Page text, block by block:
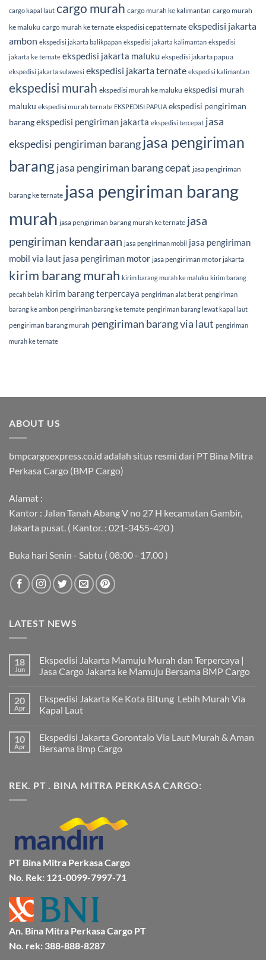
cargo kapal laut cargo murah cargo murah ke kalimantan cargo murah
ke maluku cargo murah ke ternate ekspedisi cepat ternate ekspedisi jakarta
ambon ekspedisi jakarta balikpapan ekspedisi jakarta kalimantan ekspedisi
jakarta ke ternate ekspedisi jakarta maluku ekspedisi jakarta papua
ekspedisi jakarta sulawesi ekspedisi jakarta ternate ekspedisi kalimantan
ekspedisi murah ekspedisi murah ke maluku ekspedisi murah
maluku ekspedisi murah ternate EKSPEDISI PAPUA ekspedisi pengiriman
barangekspedisi pengiriman jakarta ekspedisi tercepat jasa
ekspedisi pengiriman barangjasa pengiriman
barangjasa pengiriman barang cepat jasa pengiriman
barang ke ternate jasa pengiriman barang
murah jasa pengiriman barang murah ke ternate jasa
pengiriman kendaraan jasa pengiriman mobil
jasa pengiriman
mobil via laut jasa pengiriman motor jasa pengiriman motor jakarta
kirim barang murah kirim barang murah ke maluku kirim barang
pecah belah kirim barang terpercaya pengiriman alat berat pengiriman
barang ke ambon pengiriman barang ke ternate pengiriman barang lewat kapal laut
pengiriman barang murah pengiriman barang via laut pengiriman
murah ke ternate
ABOUT US
bmpcargoexpress.co.id adalah situs resmi dari PT Bina Mitra
Perkasa Cargo (BMP Cargo)
Alamat :
Kantor : Jalan Tanah Abang V no 27 H kecamatan Gambir,
Jakarta pusat. ( Kantor. : 021-3455-420 )
Buka hari Senin - Sabtu ( 08:00 - 17.00 )
LATEST NEWS
18
Jun
Ekspedisi Jakarta Mamuju Murah dan Terpercaya |
Jasa Cargo Jakarta ke Mamuju Bersama BMP Cargo
komentar
pada
Ekspedisi
Murah
dan
Terpercaya
Jakarta
ke
20
Apr
Ekspedisi Jakarta Ke Kota Bitung Lebih Murah Via
Kapal Laut
komentar
pada
Ekspedisi
Bitung
Lebih
10
Apr
Ekspedisi Jakarta Gorontalo Via Laut Murah & Aman
Bersama Bmp Cargo
pada
Ekspedisi
&
Aman
Bersama
Bmp
Cargo
REK. PT . BINA MITRA PERKASA CARGO:
PT Bina Mitra Perkasa Cargo
No. Rek: 121-0099-7997-71
An. Bina Mitra Perkasa Cargo PT
No. rek: 388-888-8287